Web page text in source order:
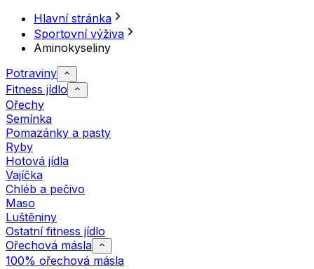
Hlavní stránka
Sportovní výživa
Aminokyseliny
Potraviny
Fitness jídlo
Ořechy
Semínka
Pomazánky a pasty
Ryby
Hotová jídla
Vajíčka
Chléb a pečivo
Maso
Luštěniny
Ostatní fitness jídlo
Ořechová másla
100% ořechová másla